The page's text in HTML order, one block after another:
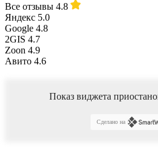
Все отзывы 4.8
Яндекс 5.0
Google 4.8
2GIS 4.7
Zoon 4.9
Авито 4.6
Показ виджета
Сделано на